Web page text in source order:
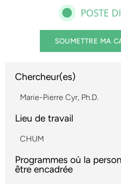
POSTE
SOUMETTRE MA
Chercheur(es)
Marie-Pierre Cyr, Ph.D.
Lieu de travail
CHUM
Programmes où la
être encadrée